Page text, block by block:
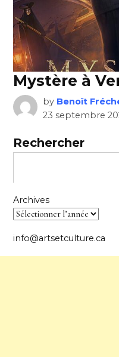
Mystère à
by Benoît
23 septembre
Rechercher
Archives
info@artsetculture.ca